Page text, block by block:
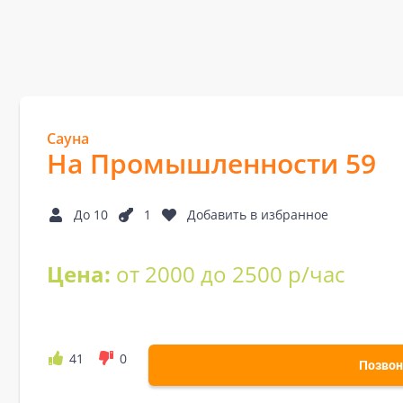
Сауна
На Промышленности 59
До 10 1 Добавить в избранное
Цена: от 2000 до 2500 р/час
41 0